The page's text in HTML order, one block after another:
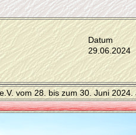
Datum
29.06.2024
vom 28. bis zum 30. Juni